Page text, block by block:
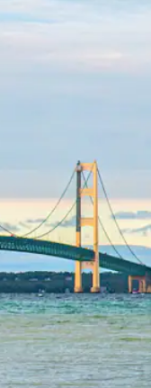
las flechas hacia